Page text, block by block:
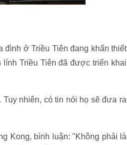
đình ở Triều Tiên đang khẩn thiết
Triều Tiên đã được triển khai
nhiên, có tin nói họ sẽ đưa ra
Kong, bình luận: "Không phải là